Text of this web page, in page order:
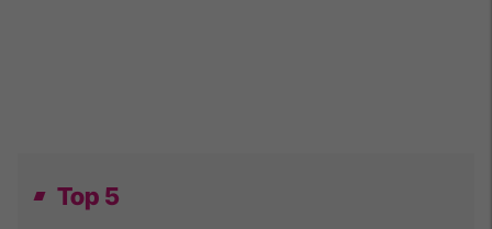
Top 5